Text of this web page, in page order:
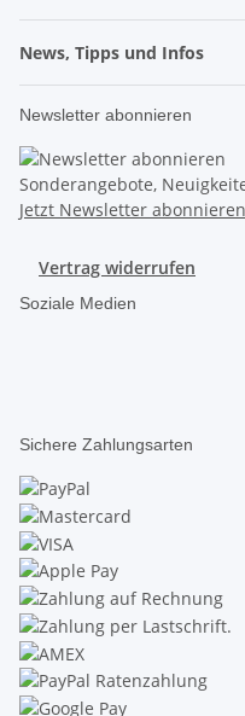
News, Tipps und Infos
Newsletter abonnieren
Sonderangebote,
Jetzt Newsletter abonnieren
Vertrag widerrufen
Soziale Medien
Sichere Zahlungsarten